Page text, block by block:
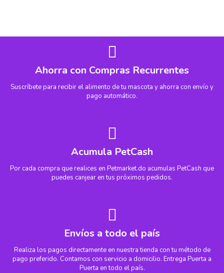
Ahorra con Compras Recurrentes
Suscríbete para recibir el alimento de tu mascota y ahorra con envío y
pago automático.
Acumula PetCash
Por cada compra que realices en Petmarket.do acumulas PetCash que
puedes canjear en tus próximos pedidos.
Envíos a todo el país
Realiza los pagos directamente en nuestra tienda con tu método de
pago preferido. Contamos con servicio a domicilio. Entrega Puerta a
Puerta en todo el país.